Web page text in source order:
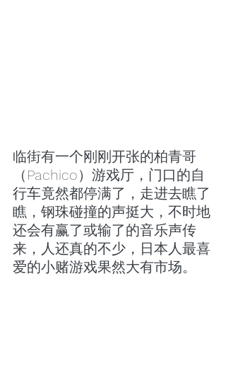
临街有一个刚刚开张的柏青哥
（Pachico）游戏厅，门口的自
行车竟然都停满了，走进去瞧了
瞧，钢珠碰撞的声挺大，不时地
还会有赢了或输了的音乐声传
来，人还真的不少，日本人最喜
爱的小赌游戏果然大有市场。